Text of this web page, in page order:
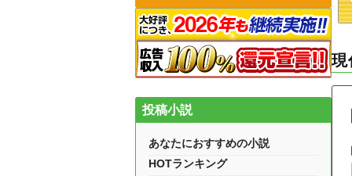
現
投稿小説
あなたにおすすめの小説
HOTランキング